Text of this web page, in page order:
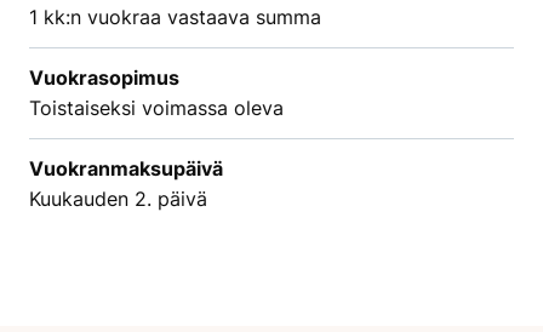
1 kk:n vuokraa vastaava summa
Vuokrasopimus
Toistaiseksi voimassa oleva
Vuokranmaksupäivä
Kuukauden 2. päivä